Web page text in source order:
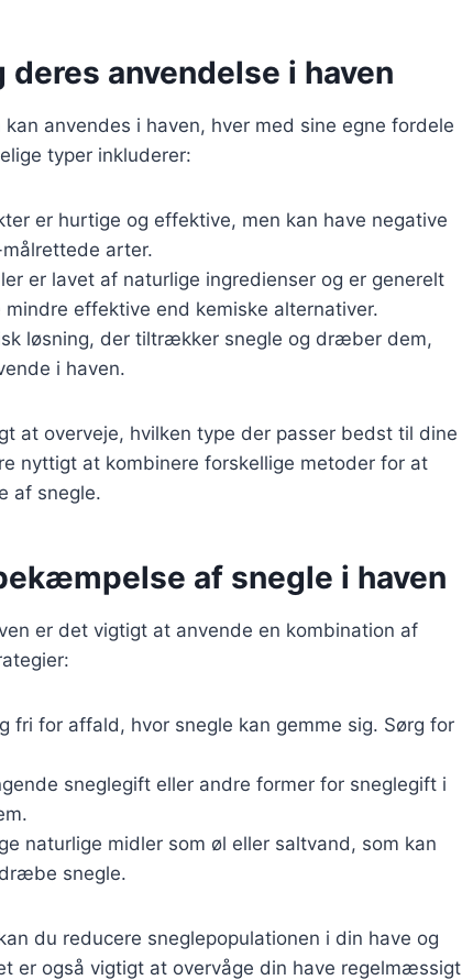
anvendelse i haven
anvendes i haven, hver med sine egne fordele
typer inkluderer:
er hurtige og effektive, men kan have negative
arter.
er lavet af naturlige ingredienser og er generelt
effektive end kemiske alternativer.
løsning, der tiltrækker snegle og dræber dem,
i haven.
at overveje, hvilken type der passer bedst til dine
nyttigt at kombinere forskellige metoder for at
af snegle.
af snegle i haven
er det vigtigt at anvende en kombination af
fri for affald, hvor snegle kan gemme sig. Sørg for
sneglegift eller andre former for sneglegift i
naturlige midler som øl eller saltvand, som kan
snegle.
du reducere sneglepopulationen i din have og
er også vigtigt at overvåge din have regelmæssigt